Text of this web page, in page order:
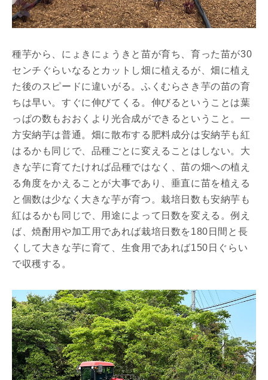
種芋から、にょきにょうきと苗が育ち、育った苗が30
センチぐらいなるとカットし畑に植えるが、畑に植え
た後のスピードに違いがる。ふくむらさき芋の苗の育
ちは早い。すぐに伸びてくる。伸びるということは葉
っぱの数もおおくより光合成ができるということ。一
方安納芋は普通。畑に散布する肥料成分は安納芋も紅
はるかも同じで、品種ごとに変えることはしない。大
きな芋に育てたければ品種ではなく、苗の畑への植え
る角度をかえることが大事であり、垂直に苗を植える
と個数は少なく大きな芋が育つ。栽培日数も安納芋も
紅はるかも同じで、用途によって日数を変える。例え
ば、焼酎用や加工用であれば栽培日数を180日間と長
くして大きな芋に育て、生食用であれば150日ぐらい
で収穫する。